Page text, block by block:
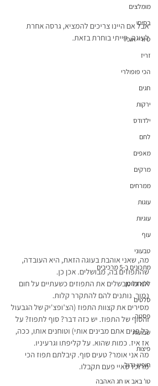
מומלצים
בסיסי
סיוריי אוכל
זריז
הכי פופולרי
חגים
ירקות
ילדודס
לחם
מאפים
מרקים
ממרחים
עוגות
עוגיות
עוף
טבעוני
מתכונים ב-5 מרכיבים
ללא גלוטן
סלטים
פסטה
שבועות
פיצות
חופש גדול
טו' באב או חג האהבה
אבל אם היינו צריכים להמציא, גרסה אחרת
לעוגה, הייתי בוחרת בזאת.
מה, שאני אוהבת בעוגה הזאת, היא העובדה,
שהתפוזים בה, מבושלים. אכן כן.
אנחנו מבשלים את התפוזים כשעתיים על חום
נמוך. נותנים להם להתקרר קלות.
מסירים את קצוות התפוז (הצ'ופצ'יק של הגבעול
והסוף של התפוז. יש כזה דבר? סוף לתפוז? על
כל פנים אתם מבינים אותי) וטוחנים אותו, ככה,
אז איז. כמות שהוא. על קליפתו וגרעיניו.
מה אני אומר? טעים סוף. קיבלתם תפוז הכי
מרוכז שאיי פעם תקבלו.